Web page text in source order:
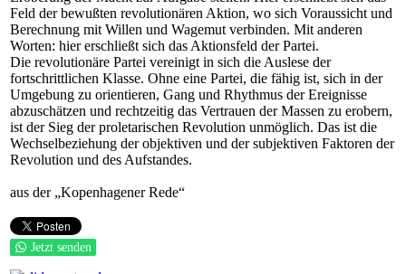
Feld der bewußten revolutionären Aktion, wo sich Voraussicht und
Berechnung mit Willen und Wagemut verbinden. Mit anderen
Worten: hier erschließt sich das Aktionsfeld der Partei.
Die revolutionäre Partei vereinigt in sich die Auslese der
fortschrittlichen Klasse. Ohne eine Partei, die fähig ist, sich in der
Umgebung zu orientieren, Gang und Rhythmus der Ereignisse
abzuschätzen und rechtzeitig das Vertrauen der Massen zu erobern,
ist der Sieg der proletarischen Revolution unmöglich. Das ist die
Wechselbeziehung der objektiven und der subjektiven Faktoren der
Revolution und des Aufstandes.
aus der „Kopenhagener Rede“
Jetzt senden